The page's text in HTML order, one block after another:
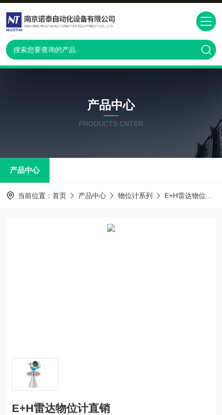
产品中心
PRODUCTS CNTER
产品中心
当前位置： 首页 产品中心 物位计系列 E+H雷达物位计
E+H雷达物位计直销